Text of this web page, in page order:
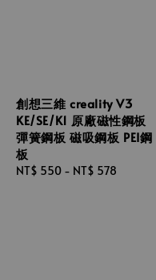
創想三維 creality V3
KE/SE/K1 原廠磁性鋼板
彈簧鋼板 磁吸鋼板 PEI鋼
板
Regular
NT$ 550 - NT$ 578